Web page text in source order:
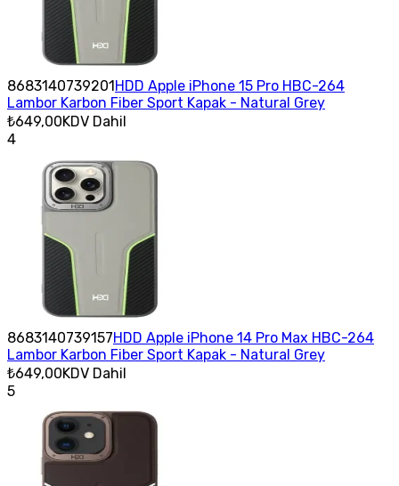
8683140739201HDD Apple iPhone 15 Pro HBC-264
Lambor Karbon Fiber Sport Kapak - Natural Grey
₺649,00KDV Dahil
4
8683140739157HDD Apple iPhone 14 Pro Max HBC-264
Lambor Karbon Fiber Sport Kapak - Natural Grey
₺649,00KDV Dahil
5